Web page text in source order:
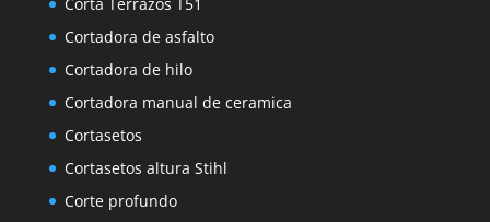
Cortadora de asfalto
Cortadora de hilo
Cortadora manual de ceramica
Cortasetos
Cortasetos altura Stihl
Corte profundo